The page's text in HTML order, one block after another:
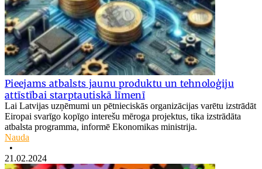
Pieejams atbalsts jaunu produktu un tehnoloģiju
attīstībai starptautiskā līmenī
Lai Latvijas uzņēmumi un pētnieciskās organizācijas varētu izstrādāt
Eiropai svarīgo kopīgo interešu mēroga projektus, tika izstrādāta
atbalsta programma, informē Ekonomikas ministrija.
Nauda
•
21.02.2024